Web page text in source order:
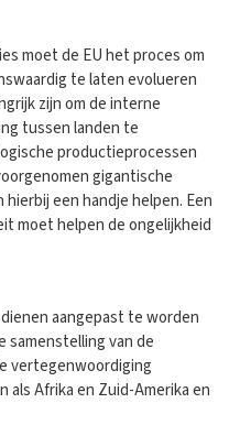
moet de EU het proces om
te laten evolueren
zijn om de interne
tussen landen te
productieprocessen
gigantische
een handje helpen. Een
moet helpen de ongelijkheid
aangepast te worden
samenstelling van de
vertegenwoordiging
Afrika en Zuid-Amerika en